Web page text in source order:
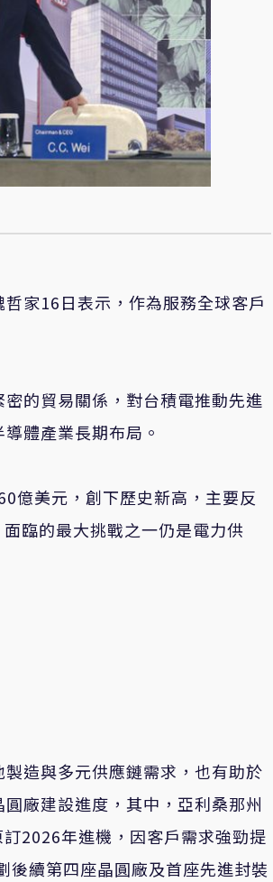
哲家16日表示，作為服務全球客戶
的貿易關係，對台積電推動先進
體產業長期布局。
億美元，創下歷史新高，主要反
臨的最大挑戰之一仍是電力供
造與多元供應鏈需求，也有助於
廠建設進度，其中，亞利桑那州
2026年進機，因客戶需求強勁提
後續第四座晶圓廠及首座先進封裝